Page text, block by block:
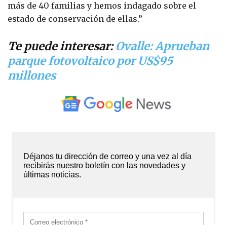
más de 40 familias y hemos indagado sobre el
estado de conservación de ellas.”
Te puede interesar:Ovalle: Aprueban
parque fotovoltaico por US$95
millones